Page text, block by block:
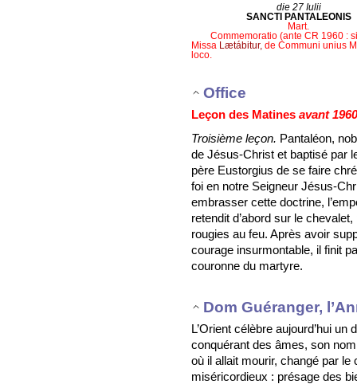
die 27 Iulii
SANCTI PANTALEONIS
Mart.
Commemoratio (ante CR 1960 :
Missa Lætábitur, de Communi unius
loco.
Office
Leçon des Matines avant 1960
Troisième leçon. Pantaléon,
de Jésus-Christ et baptisé par
père Eustorgius de se faire
foi en notre Seigneur Jésus-
embrasser cette doctrine,
retendit d’abord sur le
rougies au feu. Après avoir
courage insurmontable, il finit
couronne du martyre.
Dom Guéranger,
L’Orient célèbre aujourd’hui
conquérant des âmes, son
où il allait mourir, changé par
miséricordieux : présage des